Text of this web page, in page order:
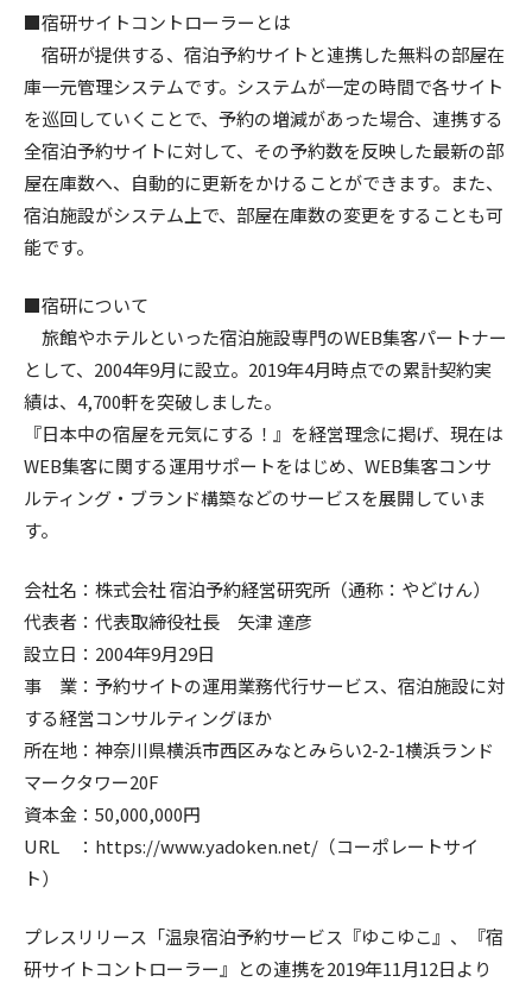
■宿研サイトコントローラーとは
宿研が提供する、宿泊予約サイトと連携した無料の部屋在
庫一元管理システムです。システムが一定の時間で各サイト
を巡回していくことで、予約の増減があった場合、連携する
全宿泊予約サイトに対して、その予約数を反映した最新の部
屋在庫数へ、自動的に更新をかけることができます。また、
宿泊施設がシステム上で、部屋在庫数の変更をすることも可
能です。
■宿研について
旅館やホテルといった宿泊施設専門のWEB集客パートナー
として、2004年9月に設立。2019年4月時点での累計契約実
績は、4,700軒を突破しました。
『日本中の宿屋を元気にする！』を経営理念に掲げ、現在は
WEB集客に関する運用サポートをはじめ、WEB集客コンサ
ルティング・ブランド構築などのサービスを展開していま
す。
会社名：株式会社 宿泊予約経営研究所（通称：やどけん）
代表者：代表取締役社長 矢津 達彦
設立日：2004年9月29日
事 業：予約サイトの運用業務代行サービス、宿泊施設に対
する経営コンサルティングほか
所在地：神奈川県横浜市西区みなとみらい2-2-1横浜ランド
マークタワー20F
資本金：50,000,000円
URL ： https://www.yadoken.net/ （コーポレートサイ
ト）
プレスリリース「温泉宿泊予約サービス『ゆこゆこ』、『宿
研サイトコントローラー』との連携を2019年11月12日より